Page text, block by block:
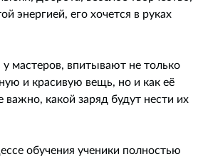
энергией, его хочется в руках
у мастеров, впитывают не только
и красивую вещь, но и как её
важно, какой заряд будут нести их
обучения ученики полностью